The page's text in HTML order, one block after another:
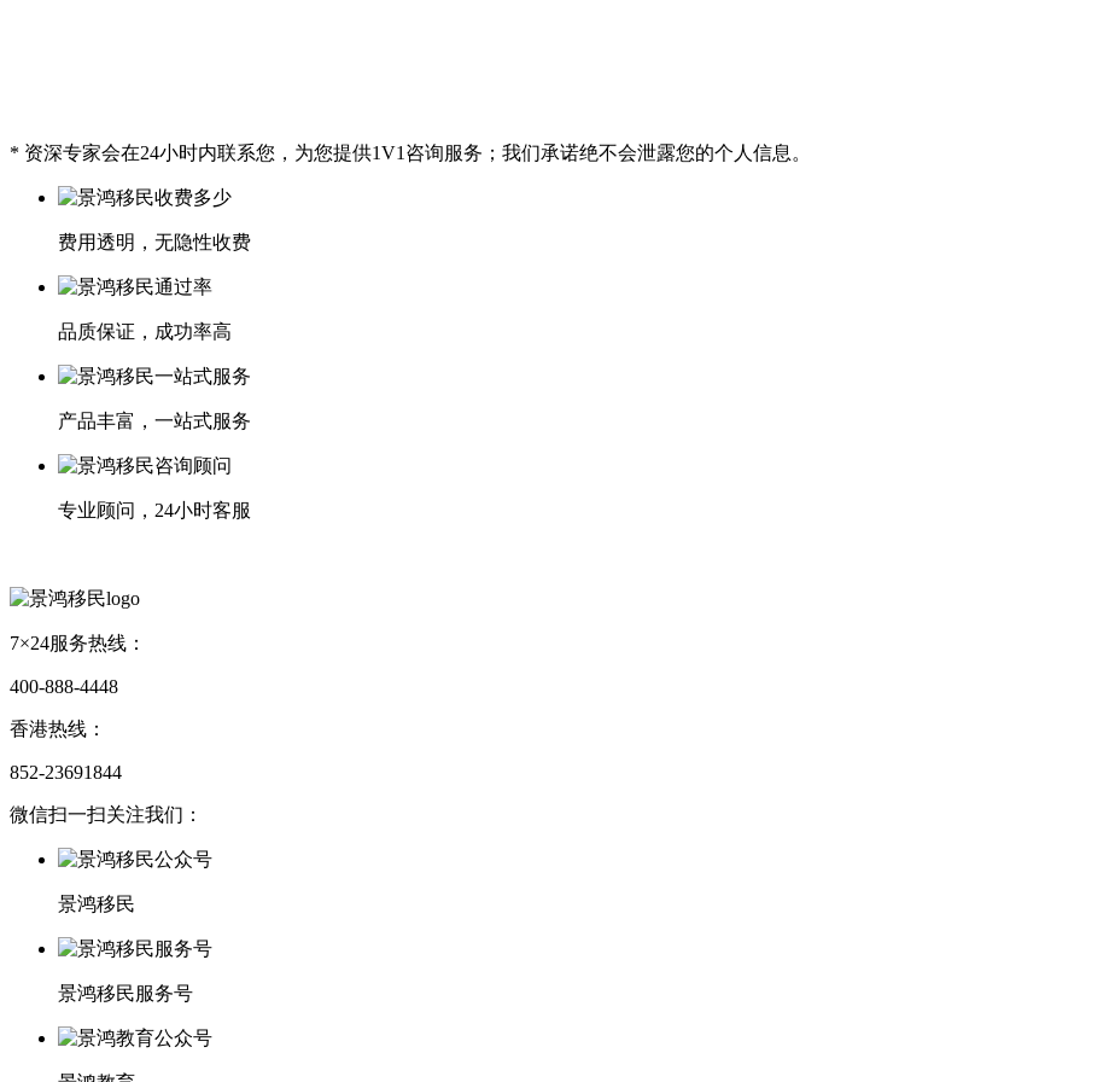
* 资深专家会在24小时内联系您，为您提供1V1咨询服务；我们承诺绝不会泄露您的个人信息。
费用透明，无隐性收费
品质保证，成功率高
产品丰富，一站式服务
专业顾问，24小时客服
7×24服务热线：
400-888-4448
香港热线：
852-23691844
微信扫一扫关注我们：
景鸿移民
景鸿移民服务号